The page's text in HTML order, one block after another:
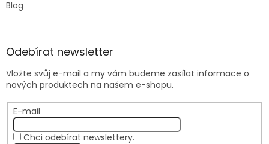
Blog
Odebírat newsletter
Vložte svůj e-mail a my vám budeme zasílat informace o
nových produktech na našem e-shopu.
E-mail
Chci odebírat newslettery.